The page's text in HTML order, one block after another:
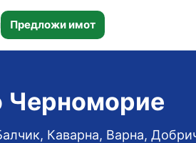
Предложи имот
Черноморие
Каварна, Варна,